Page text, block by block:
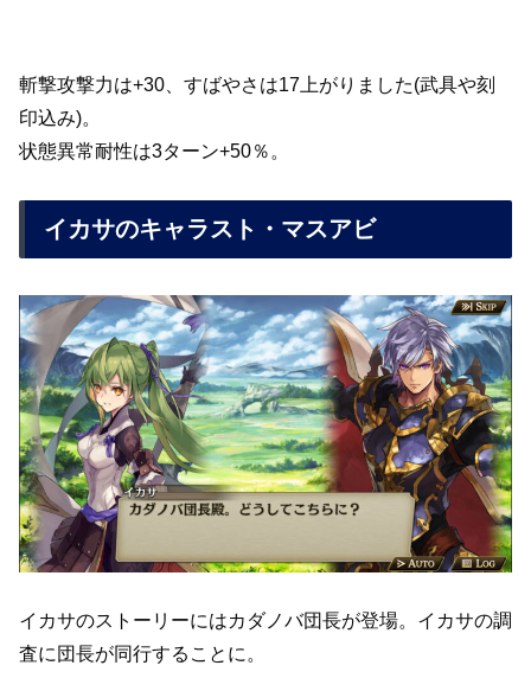
斬撃攻撃力は+30、すばやさは17上がりました(武具や刻
印込み)。
状態異常耐性は3ターン+50％。
イカサのキャラスト・マスアビ
イカサのストーリーにはカダノバ団長が登場。イカサの調
査に団長が同行することに。